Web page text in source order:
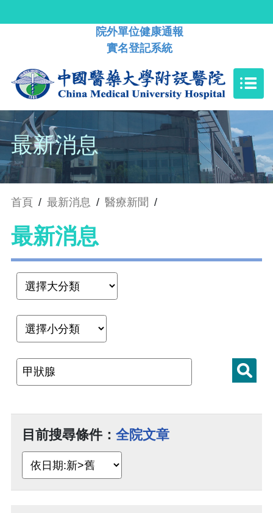
院外單位健康通報
實名登記系統
最新消息
首頁 / 最新消息 / 醫療新聞 /
最新消息
目前搜尋條件： 全院文章